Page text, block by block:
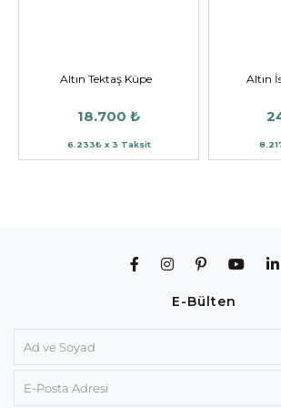
Altın Tektaş Küpe
18.700 ₺
6.233₺ x 3 Taksit
Altın
E-Bülten